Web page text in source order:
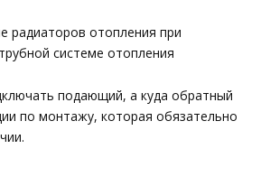
радиаторов отопления при
системе отопления
подающий, а куда обратный
по монтажу, которая обязательно